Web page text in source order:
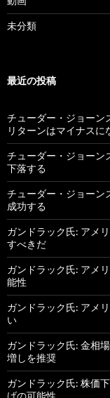
未分類
最近の投稿
チューダー・ジョーン
リターンはマイナスに
チューダー・ジョーン
下落する
チューダー・ジョーン
成功する
ガンドラック氏: アメ
すべきだ
ガンドラック氏: アメ
能性
ガンドラック氏: アメ
い
ガンドラック氏: 金相
増しを推奨
ガンドラック氏: 株価
げの可能性